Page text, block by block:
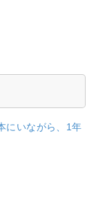
にいながら、1年